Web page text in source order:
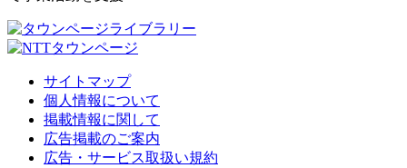
サイトマップ
個人情報について
掲載情報に関して
広告掲載のご案内
広告・サービス取扱い規約